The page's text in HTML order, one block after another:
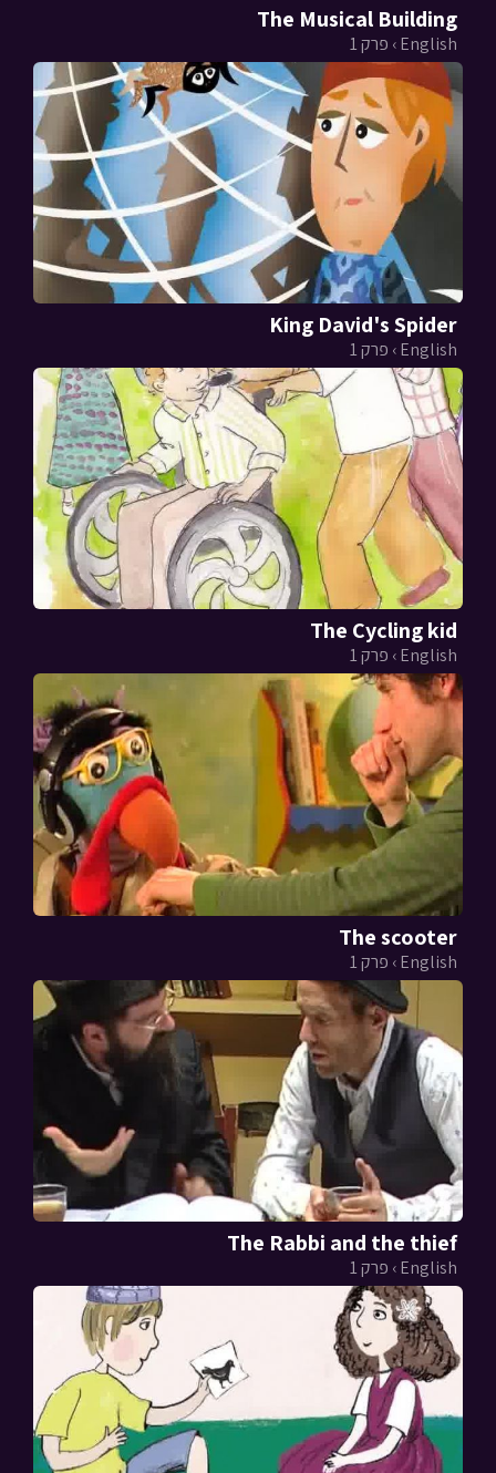
The Musical Building
English › פרק 1
King David's Spider
English › פרק 1
The Cycling kid
English › פרק 1
The scooter
English › פרק 1
The Rabbi and the thief
English › פרק 1